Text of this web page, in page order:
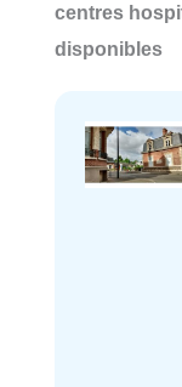
centres
disponibles